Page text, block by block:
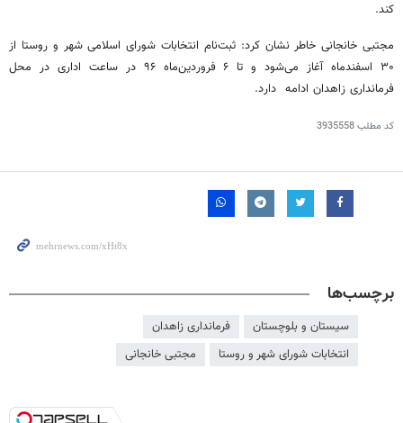
کند.
مجتبی خانجانی خاطر نشان کرد: ثبت‌نام انتخابات شورای اسلامی شهر و روستا از
۳۰ اسفندماه آغاز می‌شود و تا ۶ فروردین‌ماه ۹۶ در ساعت اداری در محل
فرمانداری زاهدان ادامه دارد.
کد مطلب3935558
برچسب‌ها
سیستان و بلوچستان
فرمانداری زاهدان
انتخابات شورای شهر و روستا
مجتبی خانجانی